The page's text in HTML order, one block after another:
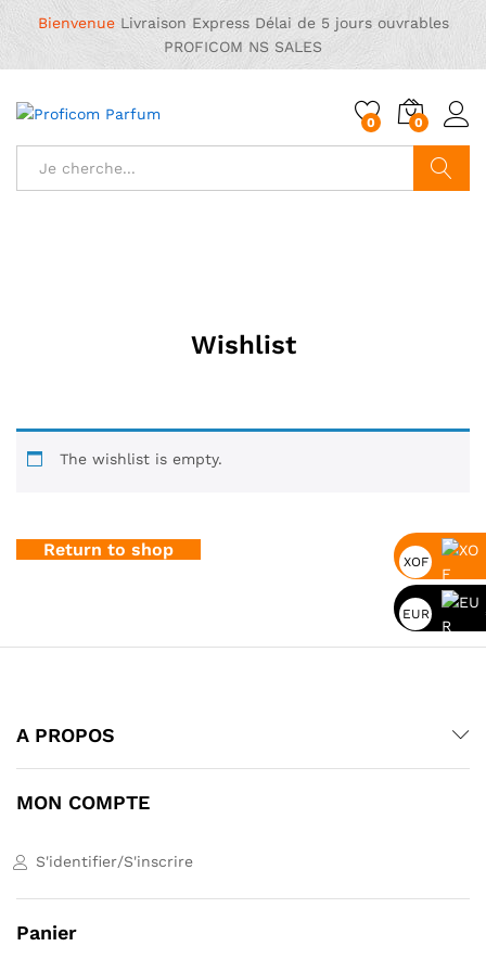
Bienvenue Livraison Express Délai de 5 jours ouvrables
PROFICOM NS SALES
0 0
Wishlist
The wishlist is empty.
Return to shop
A PROPOS
MON COMPTE
S'identifier/S'inscrire
Panier
XOF
EUR